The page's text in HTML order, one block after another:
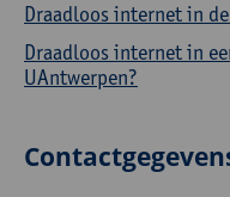
Draadloos internet in
Draadloos internet in
UAntwerpen?